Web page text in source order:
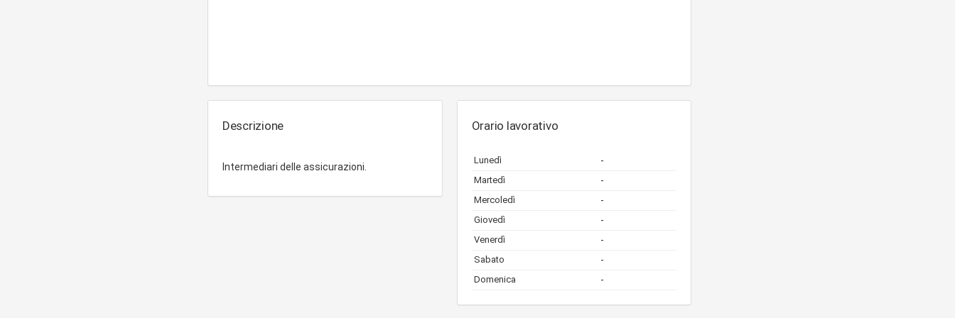
Descrizione
Intermediari delle assicurazioni.
Orario lavorativo
Lunedì -
Martedì -
Mercoledì -
Giovedì -
Venerdì -
Sabato -
Domenica -